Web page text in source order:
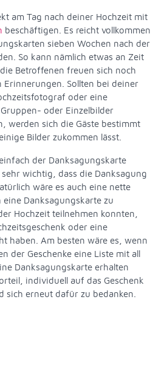
am Tag nach deiner Hochzeit mit
beschäftigen. Es reicht vollkommen
sieben Wochen nach der
So kann nämlich etwas an Zeit
Betroffenen freuen sich noch
Sollten bei deiner
oder eine
oder Einzelbilder
werden sich die Gäste bestimmt
Bilder zukommen lässt.
der Danksagungskarte
wichtig, dass die Danksagung
wäre es auch eine nette
eine Danksagungskarte zu
Hochzeit teilnehmen konnten,
oder eine
haben. Am besten wäre es, wenn
der Geschenke eine Liste mit all
Danksagungskarte erhalten
individuell auf das Geschenk
sich erneut dafür zu bedanken.